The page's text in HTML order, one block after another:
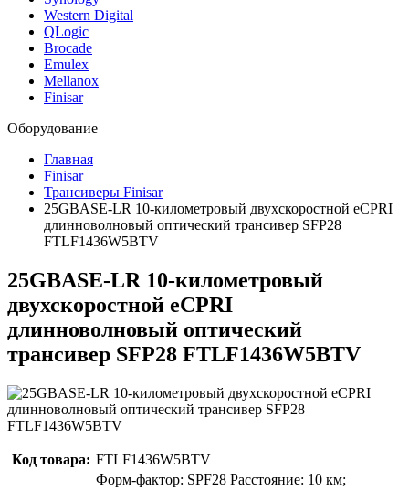
Western Digital
QLogic
Brocade
Emulex
Mellanox
Finisar
Оборудование
Главная
Finisar
Трансиверы Finisar
25GBASE-LR 10-километровый двухскоростной eCPRI
длинноволновый оптический трансивер SFP28
FTLF1436W5BTV
25GBASE-LR 10-километровый
двухскоростной eCPRI
длинноволновый оптический
трансивер SFP28 FTLF1436W5BTV
Код товара: FTLF1436W5BTV
Форм-фактор: SPF28 Расстояние: 10 км;